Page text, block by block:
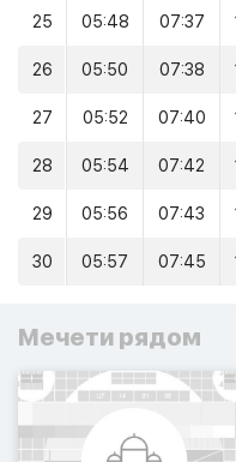
25 05:48 07:37
26 05:50 07:38
27 05:52 07:40
28 05:54 07:42
29 05:56 07:43
30 05:57 07:45
Мечети рядом